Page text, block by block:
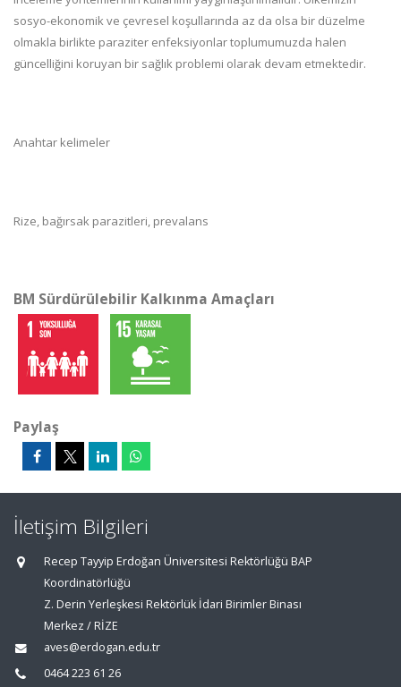
sosyo-ekonomik ve çevresel koşullarında az da olsa bir düzelme
olmakla birlikte paraziter enfeksiyonlar toplumumuzda halen
güncelliğini koruyan bir sağlık problemi olarak devam etmektedir.
Anahtar kelimeler
Rize, bağırsak parazitleri, prevalans
BM Sürdürülebilir Kalkınma Amaçları
Paylaş
İletişim Bilgileri
Recep Tayyip Erdoğan Üniversitesi Rektörlüğü BAP
Koordinatörlüğü
Z. Derin Yerleşkesi Rektörlük İdari Birimler Binası
Merkez / RİZE
aves@erdogan.edu.tr
0464 223 61 26